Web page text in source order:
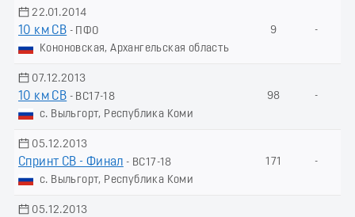
22.01.2014
10 км СВ - ПФО
Кононовская, Архангельская область
9 -
07.12.2013
10 км СВ - ВС17-18
с. Выльгорт, Республика Коми
98 -
05.12.2013
Спринт СВ - Финал - ВС17-18
с. Выльгорт, Республика Коми
171 -
05.12.2013